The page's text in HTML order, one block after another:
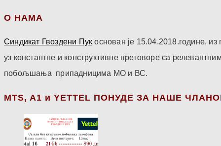
О НАМА
Синдикат Гвоздени Пук основан је 15.04.2018.године,
уз константне и конструктивне преговоре са
побољшања припадницима МО и ВС.
МТS, A1 и YETTEL ПОНУДЕ ЗА НАШЕ